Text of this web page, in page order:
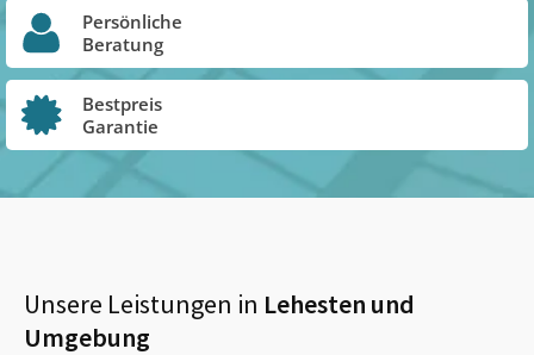
Persönliche
Beratung
Bestpreis
Garantie
Unsere Leistungen in Lehesten und
Umgebung